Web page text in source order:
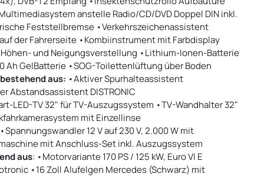
anstelle Radio/CD/DVD Doppel DIN inkl.
Feststellbremse •Verkehrszeichenassistent
der Fahrerseite •Kombiinstrument mit Farbdisplay
und Neigungsverstellung •Lithium-Ionen-Batterie
Ah GelBatterie •SOG-Toilettenlüftung über Boden
aus: •Aktiver Spurhalteassistent
Abstandsassistent DISTRONIC
LED-TV 32" für TV-Auszugssystem •TV-Wandhalter 32"
mit Einzellinse
12 V auf 230 V, 2.000 W mit
mit Anschluss-Set inkl. Auszugssystem
aus: •Motorvariante 170 PS / 125 kW, Euro VI E
•16 Zoll Alufelgen Mercedes (Schwarz) mit